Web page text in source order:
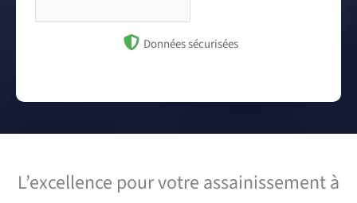
Données sécurisées
L’excellence pour votre assainissement à